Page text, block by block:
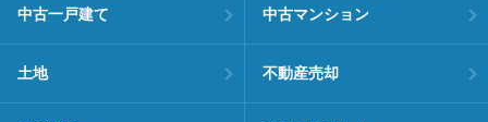
中古一戸建て 中古マンション
土地 不動産売却